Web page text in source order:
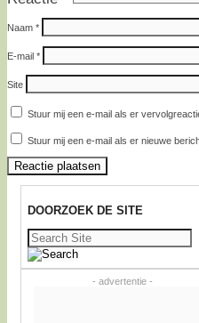
Naam *
E-mail *
Site
Stuur mij een e-mail als er
Stuur mij een e-mail als er nieuwe
DOORZOEK DE SITE
Zoeken
naar:
- advertentie -